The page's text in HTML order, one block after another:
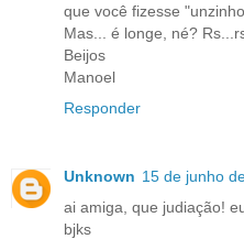
que você fizesse
Mas... é longe, né?
Beijos
Manoel
Responder
Unknown 15 de junho
ai amiga, que judiação!
bjks